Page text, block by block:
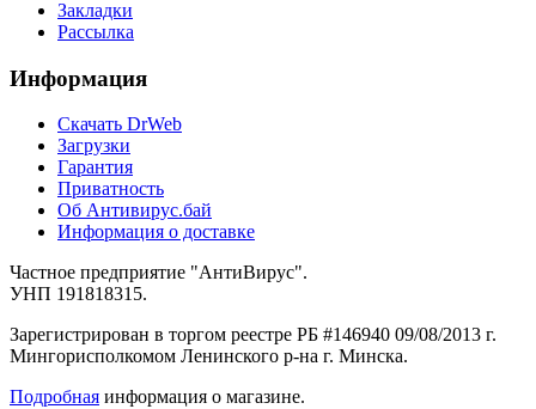
Закладки
Рассылка
Информация
Cкачать DrWeb
Загрузки
Гарантия
Приватность
Об Антивирус.бай
Информация о доставке
Частное предприятие "АнтиВирус".
УНП 191818315.
Зарегистрирован в торгом реестре РБ #146940 09/08/2013 г.
Мингорисполкомом Ленинского р-на г. Минска.
Подробная информация о магазине.